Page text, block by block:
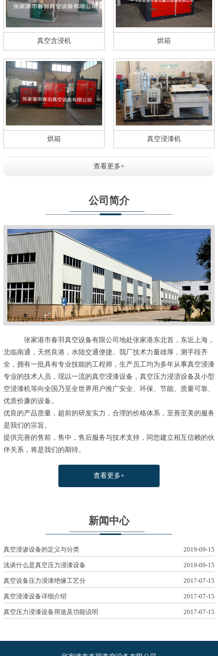
真空含浸机 烘箱
烘箱 真空浸漆机
查看更多+
公司简介
张家港市春羽真空设备有限公司地处张家港东北首，东近上海，
北临南通，天然良港，水陆交通便捷。我厂技术力量雄厚，测手段齐
全，拥有一批具有专业技能的工程师，生产员工均为多年从事真空浸漆
专业的技术人员，现以一流的真空浸漆设备，真空压力浸渍设备及小型
空浸漆机等向全国乃至全世界用户推广安全、环保、节能、质量可靠、
优质价廉的设备。
优良的产品质量，超前的研发实力，合理的价格体系，至善至美的服务
是我们的宗旨。
提供完善的售前，售中，售后服务与技术支持，同您建立相互信赖的伙
伴关系，将是我们的期待。
查看更多+
新闻中心
真空浸渗设备的定义与分类 2019-09-15
浅谈什么是真空压力浸漆设备 2019-09-15
真空设备压力浸漆绝缘工艺分 2017-07-15
真空浸漆设备详细介绍 2017-07-15
真空压力浸漆设备用途及功能说明 2017-07-15